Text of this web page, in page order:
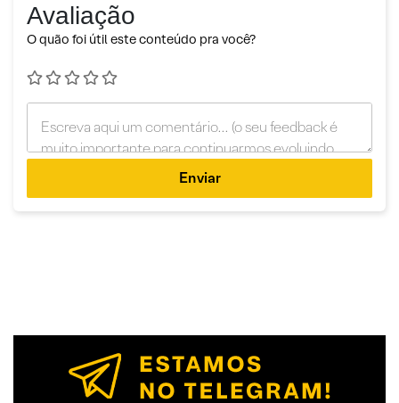
Avaliação
O quão foi útil este conteúdo pra você?
Enviar